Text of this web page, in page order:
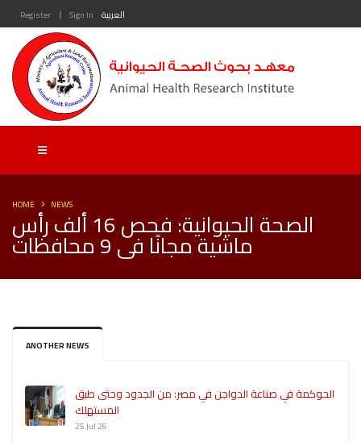
Register | Sign In العربية
الصحة الحيوانية: فحص 16 ألف رأس
ماشية مجانًا فى 9 محافظات
HOME NEWS
ANOTHER NEWS
الحوكمة في صناعة الدواجن في مصر: من الجدود وحتى طبق
المستهلك
25 Jul 26